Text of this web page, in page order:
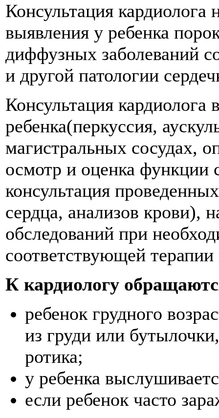
Консультация кардиолога
выявления у ребенка
диффузных заболеваний
и другой патологии
Консультация кардиолога
ребенка(перкуссия,
магистральных сосудах,
осмотр и оценка функции
консультация
сердца, анализов крови),
обследований при
соответствующей
К кардиологу
ребенок грудного
из груди или
ротика;
у ребенка
если ребенок часто